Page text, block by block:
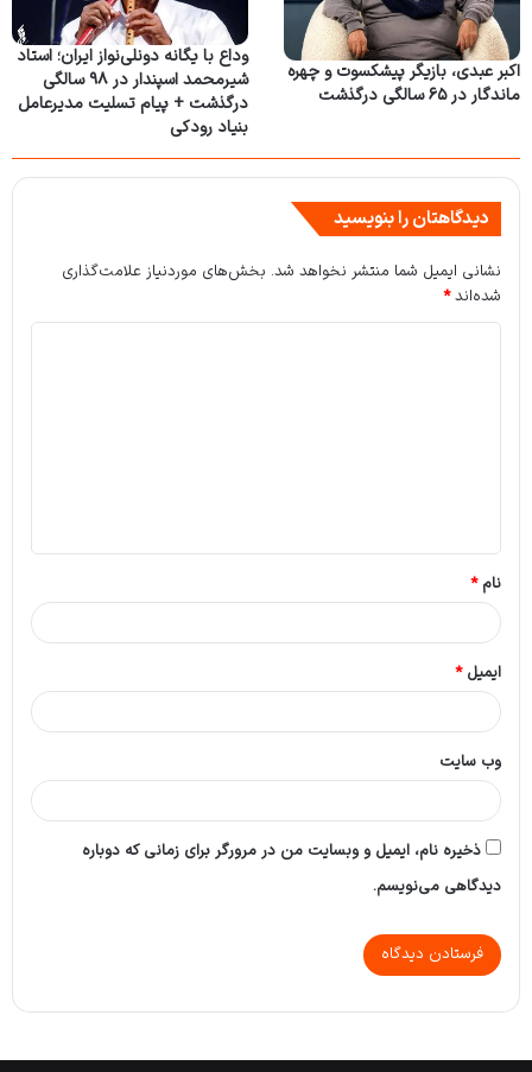
اکبر عبدی، بازیگر پیشکسوت و چهره
ماندگار در ۶۵ سالگی درگذشت
وداع با یگانه دونلی‌نواز ایران؛ استاد
شیرمحمد اسپندار در ۹۸ سالگی
درگذشت + پیام تسلیت مدیرعامل
بنیاد رودکی
دیدگاهتان را بنویسید
نشانی ایمیل شما منتشر نخواهد شد. بخش‌های موردنیاز علامت‌گذاری
شده‌اند*
*
نام*
ایمیل*
وب‌ سایت
ذخیره نام، ایمیل و وبسایت من در مرورگر برای زمانی که دوباره
دیدگاهی می‌نویسم.